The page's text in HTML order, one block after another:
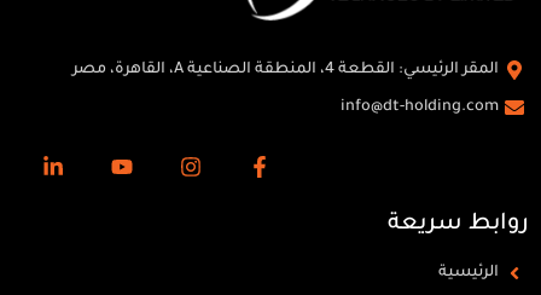
المقر الرئيسي: القطعة 4، المنطقة الصناعية A، القاهرة، مصر
info@dt-holding.com
روابط سريعة
الرئيسية